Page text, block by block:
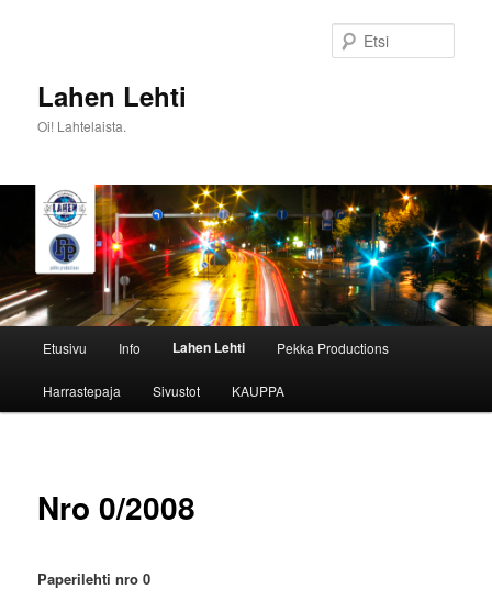
Lahen Lehti
Oi! Lahtelaista.
Etusivu Info Lahen Lehti Pekka Productions
Harrastepaja Sivustot KAUPPA
Nro 0/2008
Paperilehti nro 0